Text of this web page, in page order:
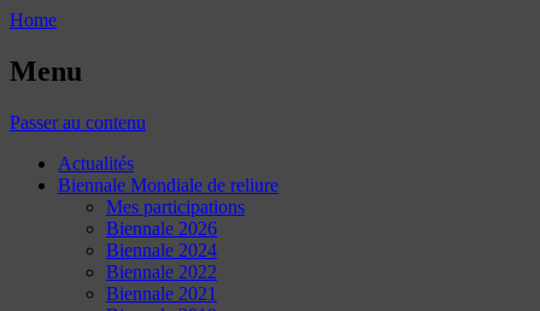
Home
Menu
Passer au contenu
Actualités
Biennale Mondiale de reliure
Mes participations
Biennale 2026
Biennale 2024
Biennale 2022
Biennale 2021